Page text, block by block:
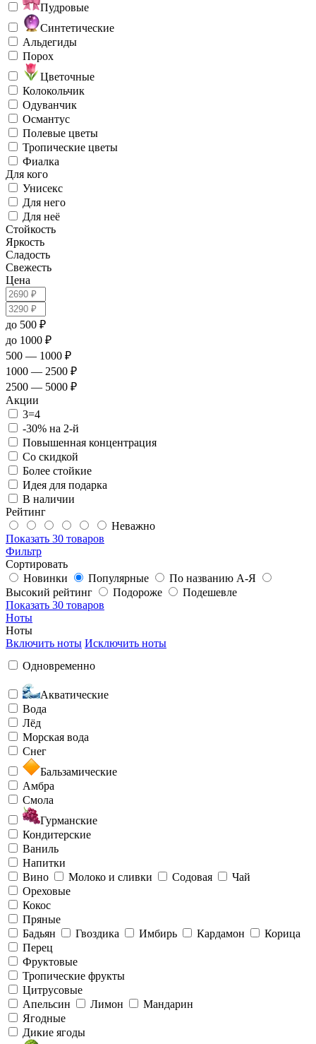
Пудровые
Синтетические
Альдегиды
Порох
Цветочные
Колокольчик
Одуванчик
Османтус
Полевые цветы
Тропические цветы
Фиалка
Для кого
Унисекс
Для него
Для неё
Стойкость
Яркость
Сладость
Свежесть
Цена
до 500 ₽
до 1000 ₽
500 — 1000 ₽
1000 — 2500 ₽
2500 — 5000 ₽
Акции
3=4
-30% на 2-й
Повышенная концентрация
Со скидкой
Более стойкие
Идея для подарка
В наличии
Рейтинг
Неважно
Показать 30 товаров
Фильтр
Сортировать
Новинки
Популярные
По названию А-Я
Высокий рейтинг
Подороже
Подешевле
Показать 30 товаров
Ноты
Ноты
Включить ноты Исключить ноты
Одновременно
Акватические
Вода
Лёд
Морская вода
Снег
Бальзамические
Амбра
Смола
Гурманские
Кондитерские
Ваниль
Напитки
Вино
Молоко и сливки Содовая
Чай
Ореховые
Кокос
Пряные
Бадьян
Гвоздика Имбирь Кардамон
Корица
Перец
Фруктовые
Тропические фрукты
Цитрусовые
Апельсин
Лимон
Мандарин
Ягодные
Дикие ягоды